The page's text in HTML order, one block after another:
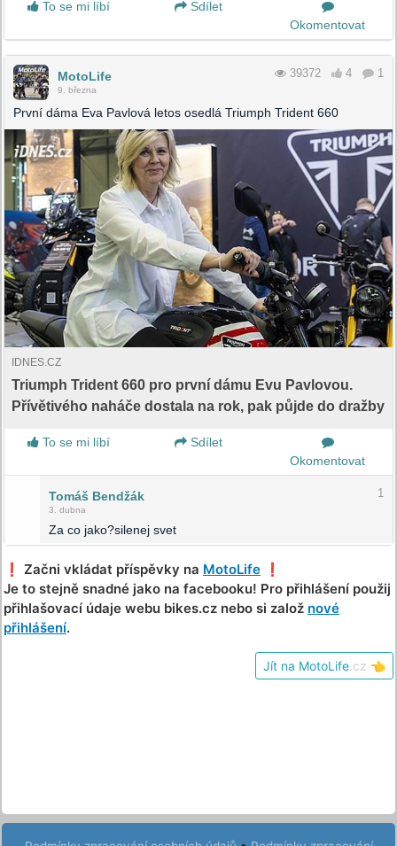
To se mi líbí
Sdílet
Okomentovat
MotoLife
9. března
39372 4 1
První dáma Eva Pavlová letos osedlá Triumph Trident 660
IDNES.CZ
Triumph Trident 660 pro první dámu Evu Pavlovou.
Přívětivého naháče dostala na rok, pak půjde do dražby
To se mi líbí
Sdílet
Okomentovat
Tomáš Bendžák
3. dubna
1
Za co jako?silenej svet
❗️ Začni vkládat příspěvky na MotoLife ❗️
Je to stejně snadné jako na facebooku! Pro přihlášení použij
přihlašovací údaje webu bikes.cz nebo si založ nové
přihlášení.
Jít na MotoLife .cz 👈